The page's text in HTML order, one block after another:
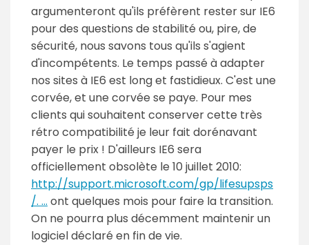
argumenteront qu'ils préfèrent rester sur IE6
pour des questions de stabilité ou, pire, de
sécurité, nous savons tous qu'ils s'agient
d'incompétents. Le temps passé à adapter
nos sites à IE6 est long et fastidieux. C'est une
corvée, et une corvée se paye. Pour mes
clients qui souhaitent conserver cette très
rétro compatibilité je leur fait dorénavant
payer le prix ! D'ailleurs IE6 sera
officiellement obsolète le 10 juillet 2010:
http://support.microsoft.com/gp/lifesupsps
/. ... ont quelques mois pour faire la transition.
On ne pourra plus décemment maintenir un
logiciel déclaré en fin de vie.